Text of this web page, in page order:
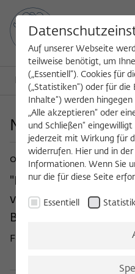
MENU
Nachrichten
05. Februar
"Der Karneval zeugt
von Enthemmung
Bahnen zu lenken."
Fellow Racha Kirakosian
Auf unserer Webseite
teilweise benötigt, um
(„Essentiell“). Cookies für
(„Statistiken“) oder für
Inhalte“) werden
„Alle akzeptieren“ oder
und Schließen“
jederzeit mit Wirkung für
widerrufen. Hier und in
Informationen. Wenn Sie
nur die für diese Seite
Essentiell